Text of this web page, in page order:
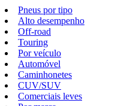
Pneus por tipo
Alto desempenho
Off-road
Touring
Por veículo
Automóvel
Caminhonetes
CUV/SUV
Comerciais leves